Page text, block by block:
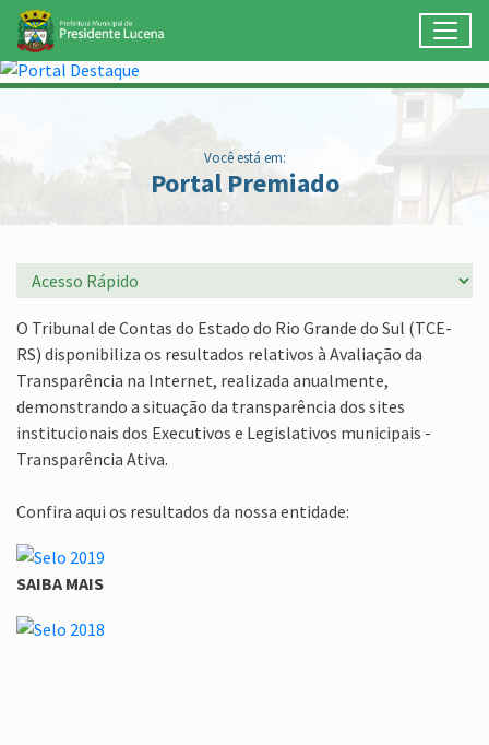
Ir para conteúdo principal
Você está em:
Portal Premiado
O Tribunal de Contas do Estado do Rio Grande do Sul (TCE-
RS) disponibiliza os resultados relativos à Avaliação da
Transparência na Internet, realizada anualmente,
demonstrando a situação da transparência dos sites
institucionais dos Executivos e Legislativos municipais -
Transparência Ativa.
Confira aqui os resultados da nossa entidade:
SAIBA MAIS